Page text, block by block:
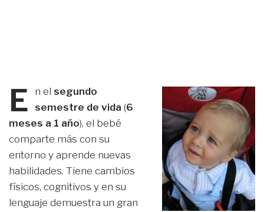
E n el segundo
semestre de vida (6
meses a 1 año), el bebé
comparte más con su
entorno y aprende nuevas
habilidades. Tiene cambios
físicos, cognitivos y en su
lenguaje demuestra un gran